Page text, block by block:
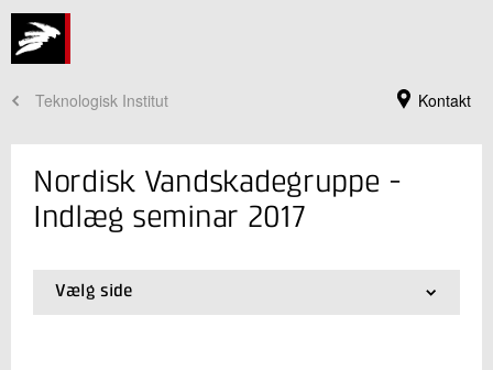
Kontakt
Teknologisk Institut
Nordisk Vandskadegruppe -
Indlæg seminar 2017
Vælg side
01.Indlæg seminar 2017